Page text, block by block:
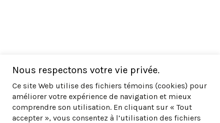
Nous respectons votre vie privée.
Ce site Web utilise des fichiers témoins (cookies) pour
améliorer votre expérience de navigation et mieux
comprendre son utilisation. En cliquant sur « Tout
accepter », vous consentez à l’utilisation des fichiers